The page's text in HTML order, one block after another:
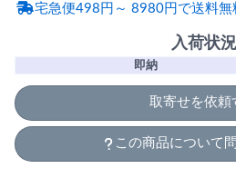
宅急便498円～ 8980円で送料無
入荷状況
即納
取寄せを依頼
この商品について